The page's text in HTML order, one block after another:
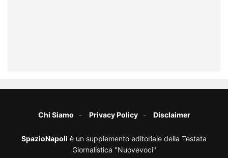
Chi Siamo Privacy Policy Disclaimer
SpazioNapoli è un supplemento editoriale della Testata
Giornalistica "Nuovevoci"